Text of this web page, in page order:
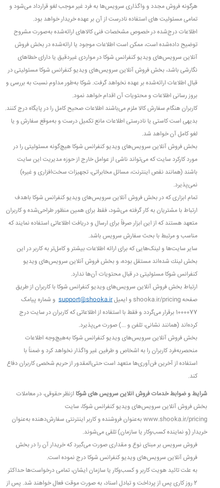
هرگونه فروش مجدد و واگذاری سرویس‌ها به فرد غیر موجب لغو قرارداد می‌شود و
تمامی مسئولیت های استفاده نادرست از آن بر عهده خریدار خواهد بود.
اطلاعات درج‌شده در خصوص مشخصات فنی كالاهای ارائه‌شده به‌صورت مشروح
توضیح داده‌شده است، ممکن است اطلاعات موجود یا ارائه‌شده در بخش فروش
آنلاین سرویس‌های ویدیو کنفرانس شوکا در مواردی غیردقیق یا دارای خطاهای
نگارشی باشد، بخش فروش آنلاین سرویس‌های ویدیو کنفرانس شوکا مسئولیتی در
قبال اطلاعات ارائه‌شده بر عهده نخواهد گرفت. شوکا به‌طور مداوم نسبت به بررسی و
بروز رسانی اطلاعات و محتویات آن اقدام خواهد نمود.
كاربران هنگام سفارش كالا ملزم می‌باشند اطلاعات صحیح كامل را در پایگاه درج کنند.
بدیهی است کاستی یا نادرستی اطلاعات مانع تکمیل درست و به‌موقع سفارش و یا
لغو کامل آن خواهد شد.
بخش فروش آنلاین سرویس‌های ویدیو کنفرانس شوکا هیچ‌گونه مسئولیتی را در
مورد کارکرد سایت که می‌تواند ناشى از عوامل خارج از حوزه مدیریت این سایت
باشند (همانند نقص اینترنت، مسائل مخابراتى، تجهیزات سخت‌افزاری و غیره)
نمی‌پذیرد.
تمام ابزاری که در بخش فروش آنلاین سرویس‌های ویدیو کنفرانس شوکا باهدف
ارتباط با مشتریان به کار گرفته می‌شود، فقط برای همین منظور طراحی‌شده و كاربران
متعهد هستند که از این ابزار صرفاً برای ارسال و دریافت اطلاعاتی استفاده نمایند که
مناسب و مرتبط با بحث سفارش سرویس باشد.
سایر سایت‌ها و لینک‌هایی كه برای ارائه اطلاعات بیشتر و کامل‌تر به كاربر در این
بخش لینك شده‌اند مستقل بوده، و بخش فروش آنلاین سرویس‌های ویدیو
کنفرانس شوکا مسئولیتی در قبال محتویات آن‌ها ندارد.
ارتباط بخش فروش آنلاین سرویس‌های ویدیو کنفرانس شوکا با کاربران از طریق
صفحه shooka.ir/pricing و ایمیل
support@shooka.ir و شماره پیامک
1000077 برقرار می‌گردد و فقط با استفاده از اطلاعاتی که کاربران در سایت درج
کرده‌اند (همانند نشانی، تلفن و ...) صورت می‌پذیرد.
بخش فروش آنلاین سرویس‌های ویدیو کنفرانس شوکا به‌هیچ‌وجه اطلاعات
منحصربه‌فرد کاربران را به اشخاص و طرفین غیر واگذار نخواهد کرد و ضمناً با
استفاده از آخرین فن‌آوری‌ها متعهد است حتی‌المقدور از حریم شخصی کاربران دفاع
کند.
شرایط و ضوابط خدمات فروش آنلاین سرویس های شوکا ازنظر حقوقی، در معاملات
بخش فروش آنلاین سرویس‌های ویدیو کنفرانس شوکا، سایت
www.shooka.ir/pricing به‌عنوان فروشنده و کاربر اینترنتی سفارش‌دهنده به‌عنوان
خریدار (و نماینده کسب‌وکار یا سازمان) تلقی می‌شوند.
فروش سرویس بر مبنای نوع و مقداری صورت می‌گیرد که خریدار آن را در بخش
فروش آنلاین سرویس‌های ویدیو کنفرانس شوکا درج نموده است.
به علت تائید هویت کاربر و کسب‌وکار یا سازمان ایشان، تمامی درخواست‌ها حداکثر
2 روز کاری پس از پرداخت و تبادل اسناد، به صورت موقت فعال خواهند شد. پس از